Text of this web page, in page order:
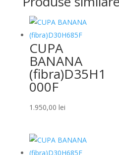
CUPA
BANANA
(fibra)D35H1
000F
1.950,00 lei